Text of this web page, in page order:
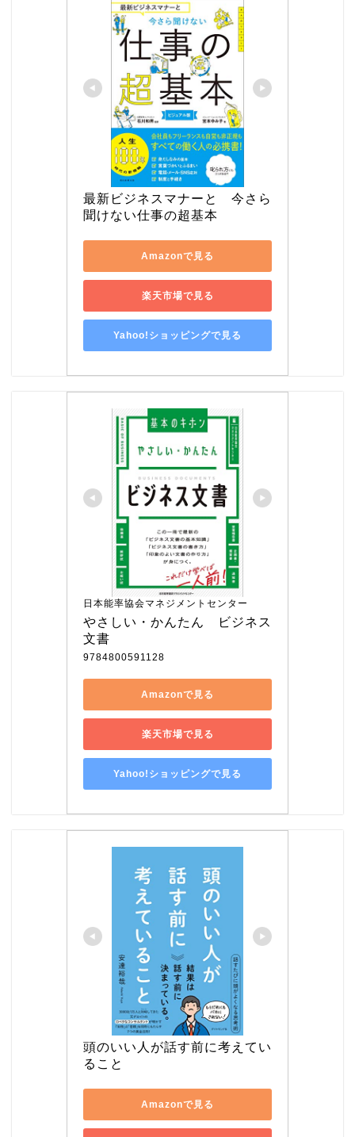
最新ビジネスマナーと　今さら
聞けない仕事の超基本
Amazonで見る
楽天市場で見る
Yahoo!ショッピングで見る
日本能率協会マネジメントセンター
やさしい・かんたん　ビジネス
文書
9784800591128
Amazonで見る
楽天市場で見る
Yahoo!ショッピングで見る
頭のいい人が話す前に考えてい
ること
Amazonで見る